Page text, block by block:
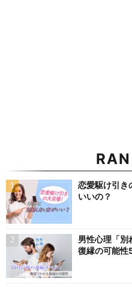
恋愛駆け引き
いいの？
男性心理「別
復縁の可能性